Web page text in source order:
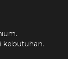
kebutuhan.